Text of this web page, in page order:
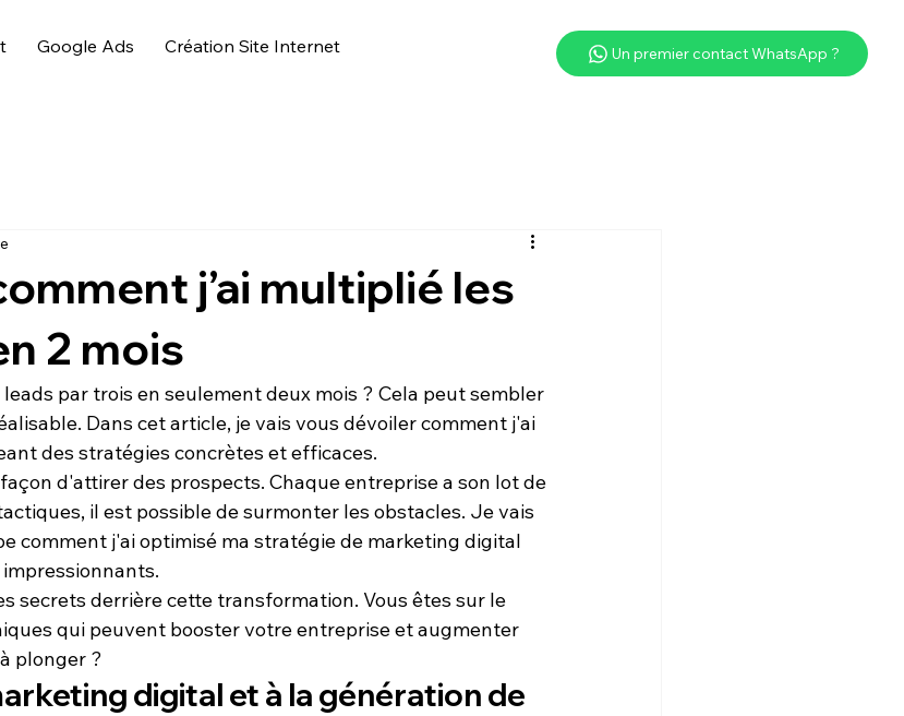
Google Ads Création Site Internet Un premier contact WhatsApp ?
j’ai multiplié les
2 mois
leads par trois en seulement deux mois ? Cela peut sembler
Dans cet article, je vais vous dévoiler comment j'ai
des stratégies concrètes et efficaces.
d'attirer des prospects. Chaque entreprise a son lot de
il est possible de surmonter les obstacles. Je vais
comment j'ai optimisé ma stratégie de marketing digital
secrets derrière cette transformation. Vous êtes sur le
qui peuvent booster votre entreprise et augmenter
plonger ?
digital et à la génération de